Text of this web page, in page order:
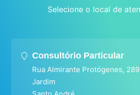
Selecione o local de
Consultório Particular
Rua Almirante Protógenes,
Jardim